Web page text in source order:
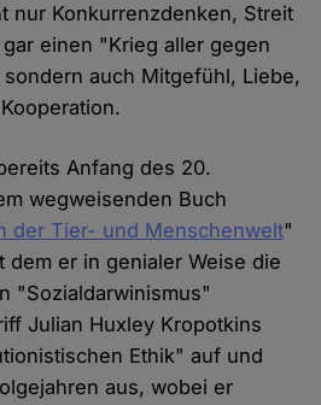
nur Konkurrenzdenken, Streit
einen "Krieg aller gegen
auch Mitgefühl, Liebe,
Anfang des 20.
wegweisenden Buch
der Tier- und Menschenwelt"
dem er in genialer Weise die
"Sozialdarwinismus"
Julian Huxley Kropotkins
Ethik" auf und
aus, wobei er